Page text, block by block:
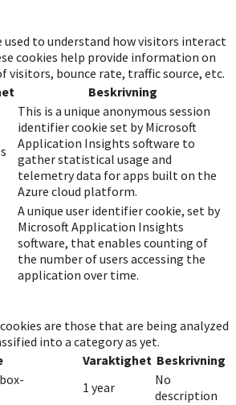
used to understand how visitors interact
cookies help provide information on
visitors, bounce rate, traffic source, etc.
Beskrivning
This is a unique anonymous session
identifier cookie set by Microsoft
Application Insights software to
gather statistical usage and
telemetry data for apps built on the
Azure cloud platform.
A unique user identifier cookie, set by
Microsoft Application Insights
software, that enables counting of
the number of users accessing the
application over time.
are those that are being analyzed
into a category as yet.
Varaktighet Beskrivning
1 year
No
description